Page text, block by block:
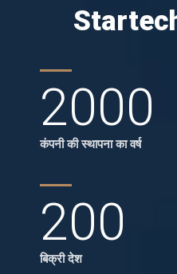
2000
कंपनी की स्थापना का वर्ष
200
बिक्री देश